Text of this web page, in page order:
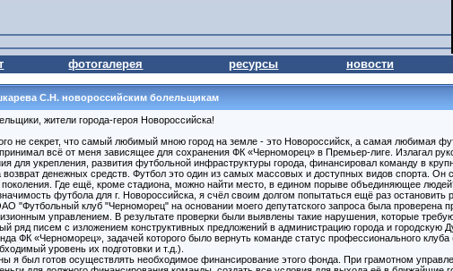
фотогалерея ресурсы новости
С.Н. новороссийским болельщикам
жители города-героя Новороссийска!
не секрет, что самый любимый мною город на земле - это Новороссийск, а самая любимая
всё от меня зависящее для сохранения ФК «Черноморец» в Премьер-лиге. Излагал
для укрепления, развития футбольной инфраструктуры города, финансировал команду в
возврат денежных средств. Футбол это один из самых массовых и доступных видов спорта. Он
Где ещё, кроме стадиона, можно найти место, в едином порыве объединяющее
футбола для г. Новороссийска, я счёл своим долгом попытаться ещё раз остановить
"Футбольный клуб "Черноморец" на основании моего депутатского запроса была проверена
управлением. В результате проверки были выявлены такие нарушения, которые
ряд писем с изложением конструктивных предложений в администрацию города и городскую
ФК «Черноморец», задачей которого было вернуть команде статус профессионального
уровень их подготовки и т.д.).
я был готов осуществлять необходимое финансирование этого фонда. При грамотном